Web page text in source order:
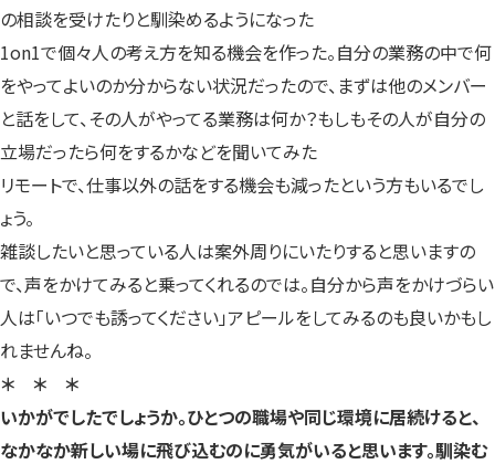
の相談を受けたりと馴染めるようになった
1on1で個々人の考え方を知る機会を作った。自分の業務の中で何
をやってよいのか分からない状況だったので、まずは他のメンバー
と話をして、その人がやってる業務は何か？もしもその人が自分の
立場だったら何をするかなどを聞いてみた
リモートで、仕事以外の話をする機会も減ったという方もいるでし
ょう。
雑談したいと思っている人は案外周りにいたりすると思いますの
で、声をかけてみると乗ってくれるのでは。自分から声をかけづらい
人は「いつでも誘ってください」アピールをしてみるのも良いかもし
れませんね。
＊ ＊ ＊
いかがでしたでしょうか。ひとつの職場や同じ環境に居続けると、
なかなか新しい場に飛び込むのに勇気がいると思います。馴染む